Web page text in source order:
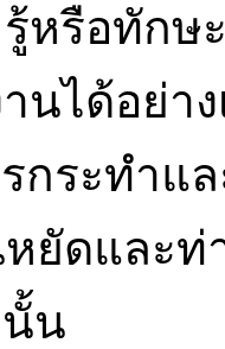
หรือทักษ
นได้อย่า
ระทำแ
ยัดและท่
น